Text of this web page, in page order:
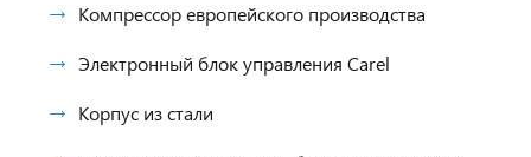
Компрессор европейского производства
Электронный блок управления Carel
Корпус из стали